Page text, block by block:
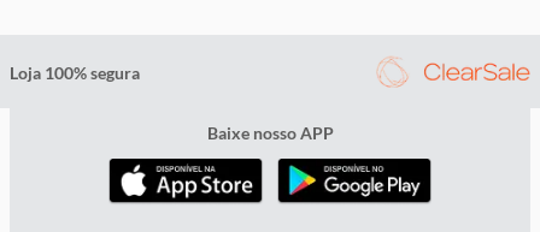
Loja 100% segura
Baixe nosso APP